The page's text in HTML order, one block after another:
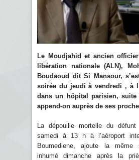
Le Moudjahid et ancien
libération nationale (ALN),
Boudaoud dit Si Mansour,
soirée du jeudi à vendredi , à
dans un hôpital parisien, suite
append-on auprès de ses
La dépouille mortelle du défunt
samedi à 13 h à l’aéroport
Boumediene, ajoute la
inhumé dimanche après la